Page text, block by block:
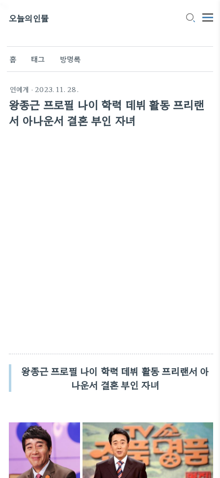
오늘의인물
홈 태그 방명록
연예계 · 2023. 11. 28.
왕종근 프로필 나이 학력 데뷔 활동 프리랜
서 아나운서 결혼 부인 자녀
왕종근 프로필 나이 학력 데뷔 활동 프리랜서 아
나운서 결혼 부인 자녀